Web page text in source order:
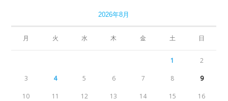
2026年8月
月 火 水 木 金 土 日
1 2
3 4 5 6 7 8 9
10 11 12 13 14 15 16